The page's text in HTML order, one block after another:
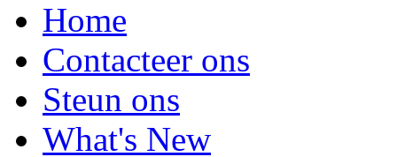
Home
Contacteer ons
Steun ons
What's New